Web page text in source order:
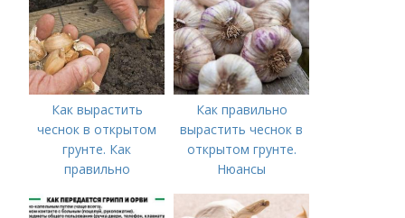
Как вырастить
чеснок в открытом
грунте. Как
правильно
открытом грунте
Как правильно
вырастить чеснок в
открытом грунте.
Нюансы
озимого чеснока